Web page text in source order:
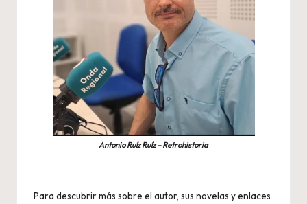
Antonio Ruíz Ruíz – Retrohistoria
Para descubrir más sobre el autor, sus novelas y enlaces